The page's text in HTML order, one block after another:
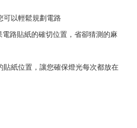
可以輕鬆規劃電路
路貼紙的確切位置，省卻猜測的麻
貼紙位置，讓您確保燈光每次都放在